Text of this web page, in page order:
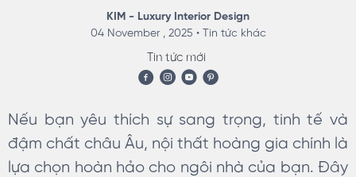
KIM - Luxury Interior Design
04 November , 2025 • Tin tức khác
Tin tức mới
Nếu bạn yêu thích sự sang trọng, tinh tế và
đậm chất châu Âu, nội thất hoàng gia chính là
lựa chọn hoàn hảo cho ngôi nhà của bạn. Đây